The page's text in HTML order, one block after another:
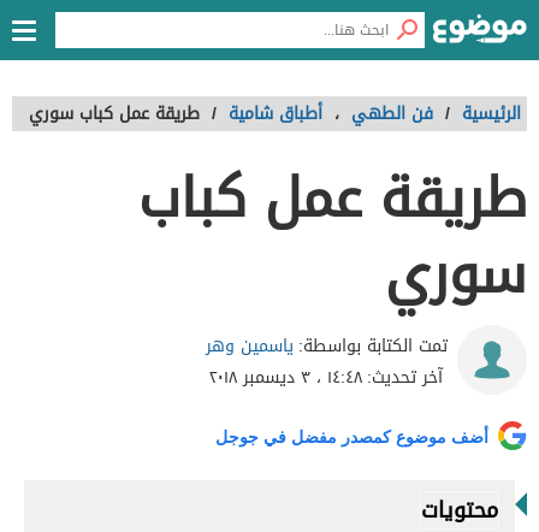
الرئيسية / فن الطهي ، أطباق شامية / طريقة عمل كباب سوري
طريقة عمل كباب
سوري
تمت الكتابة بواسطة: ياسمين وهر
آخر تحديث:١٤:٤٨ ، ٣ ديسمبر ٢٠١٨
أضف موضوع كمصدر مفضل في جوجل
محتويات